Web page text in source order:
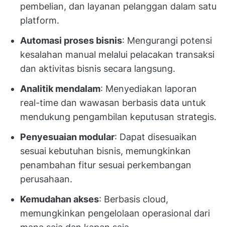
pembelian, dan layanan pelanggan dalam satu
platform.
Automasi proses bisnis: Mengurangi potensi
kesalahan manual melalui pelacakan transaksi
dan aktivitas bisnis secara langsung.
Analitik mendalam: Menyediakan laporan
real-time dan wawasan berbasis data untuk
mendukung pengambilan keputusan strategis.
Penyesuaian modular: Dapat disesuaikan
sesuai kebutuhan bisnis, memungkinkan
penambahan fitur sesuai perkembangan
perusahaan.
Kemudahan akses: Berbasis cloud,
memungkinkan pengelolaan operasional dari